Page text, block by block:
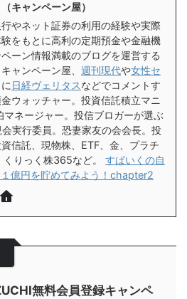
キャンペーン屋）
やネット証券の利用の経験や実際
をもとに高利の定期預金や金融機
ーン情報満載のブログを運営する
ャンペーン屋、 週刊現代や女性セ
日経ヴェリタスなどでコメントす
ウォッチャー。投資信託積立マニ
マネージャー。投信ブロガーが選ぶ
実行委員。恐妻家友の会会長。投
信託、現物株、ETF、金、プラチ
くりっく株365など。 すぱいくの自
億円を貯めてみよう！chapter2
無料会員登録キャンペ